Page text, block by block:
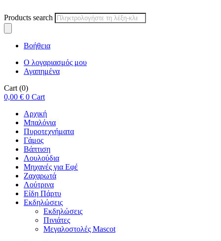
Products search
Βοήθεια
Ο λογαριασμός μου
Αγαπημένα
Cart (0)
0,00 € 0 Cart
Αρχική
Μπαλόνια
Πυροτεχνήματα
Γάμος
Βάπτιση
Λουλούδια
Μηχανές για Εφέ
Ζαχαρωτά
Λούτρινα
Είδη Πάρτυ
Εκδηλώσεις
Εκδηλώσεις
Πινιάτες
Μεγαλοστολές Mascot